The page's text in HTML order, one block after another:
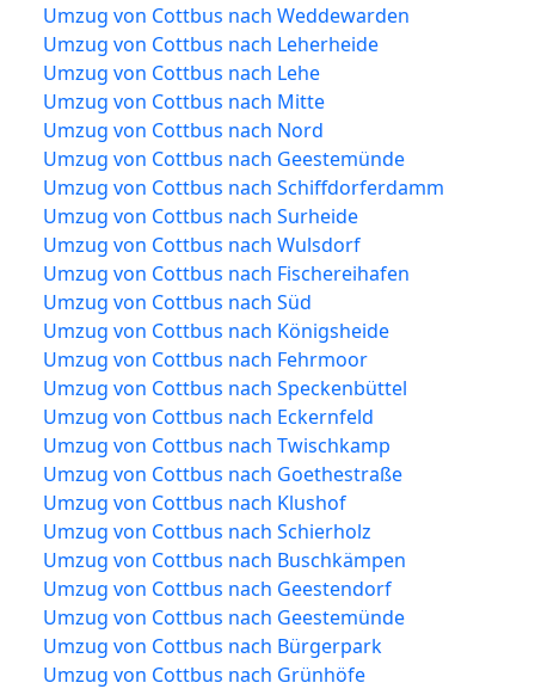
Umzug von Cottbus nach Weddewarden
Umzug von Cottbus nach Leherheide
Umzug von Cottbus nach Lehe
Umzug von Cottbus nach Mitte
Umzug von Cottbus nach Nord
Umzug von Cottbus nach Geestemünde
Umzug von Cottbus nach Schiffdorferdamm
Umzug von Cottbus nach Surheide
Umzug von Cottbus nach Wulsdorf
Umzug von Cottbus nach Fischereihafen
Umzug von Cottbus nach Süd
Umzug von Cottbus nach Königsheide
Umzug von Cottbus nach Fehrmoor
Umzug von Cottbus nach Speckenbüttel
Umzug von Cottbus nach Eckernfeld
Umzug von Cottbus nach Twischkamp
Umzug von Cottbus nach Goethestraße
Umzug von Cottbus nach Klushof
Umzug von Cottbus nach Schierholz
Umzug von Cottbus nach Buschkämpen
Umzug von Cottbus nach Geestendorf
Umzug von Cottbus nach Geestemünde
Umzug von Cottbus nach Bürgerpark
Umzug von Cottbus nach Grünhöfe